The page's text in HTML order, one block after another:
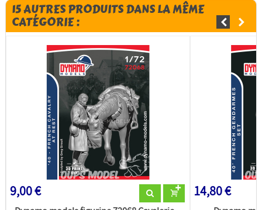
15 AUTRES PRODUITS DANS LA MÊME
CATÉGORIE :
9,00 € 14,80 €